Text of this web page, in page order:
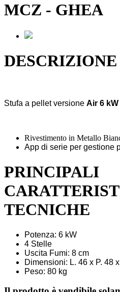
MCZ - GHEA
Stufa a pellet versione Air 6 kW
Rivestimento in Metallo
App di serie per gestione
PRINCIPALI
TECNICHE
Potenza: 6 kW
4 Stelle
Uscita Fumi: 8 cm
Dimensioni: L. 46 x P. 48
Peso: 80 kg